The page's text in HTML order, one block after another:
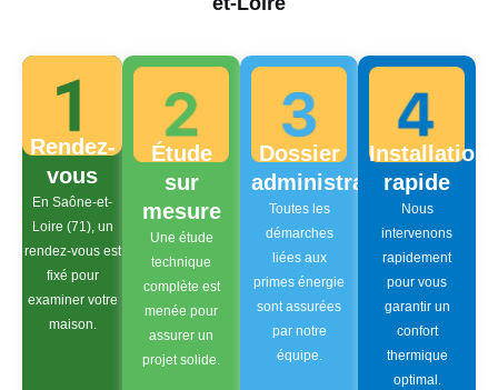
Rendez-
vous
En Saône-et-
Loire (71), un
rendez-vous est
fixé pour
examiner votre
maison.
Étude
sur
mesure
Une étude
technique
complète est
menée pour
assurer un
projet solide.
Dossier
administratif
Toutes les
démarches
liées aux
primes énergie
sont assurées
par notre
équipe.
Installation
rapide
Nous
intervenons
rapidement
pour vous
garantir un
confort
thermique
optimal.